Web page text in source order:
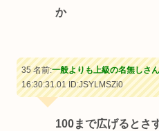
か
35 名前:一般よりも上級の名無しさ
16:30:31.01ID:JSYLMSZi0
100まで広げるとさ